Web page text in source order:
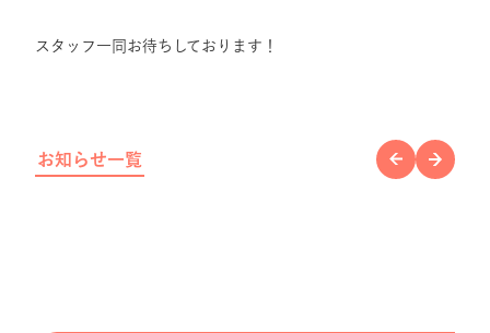
スタッフ一同お待ちしております！
お知らせ一覧